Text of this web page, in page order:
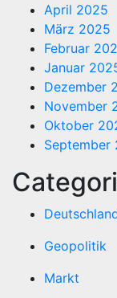
April 2025
März 2025
Februar
Januar
Dezember
November
Oktober
September
Geopolitik
Markt